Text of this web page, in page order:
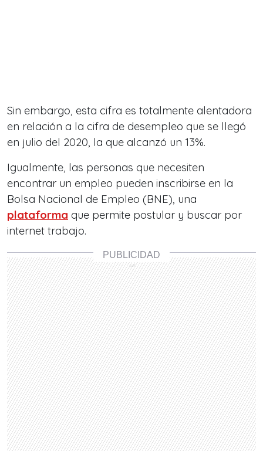
Sin embargo, esta cifra es totalmente alentadora
en relación a la cifra de desempleo que se llegó
en julio del 2020, la que alcanzó un 13%.
Igualmente, las personas que necesiten
encontrar un empleo pueden inscribirse en la
Bolsa Nacional de Empleo (BNE), una
plataforma que permite postular y buscar por
internet trabajo.